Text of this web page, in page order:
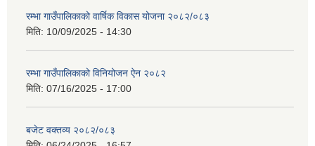
रम्भा गाउँपालिकाको वार्षिक विकास योजना २०८२/०८३
मिति: 10/09/2025 - 14:30
रम्भा गाउँपालिकाको विनियोजन ऐन २०८२
मिति: 07/16/2025 - 17:00
बजेट वक्तव्य २०८२/०८३